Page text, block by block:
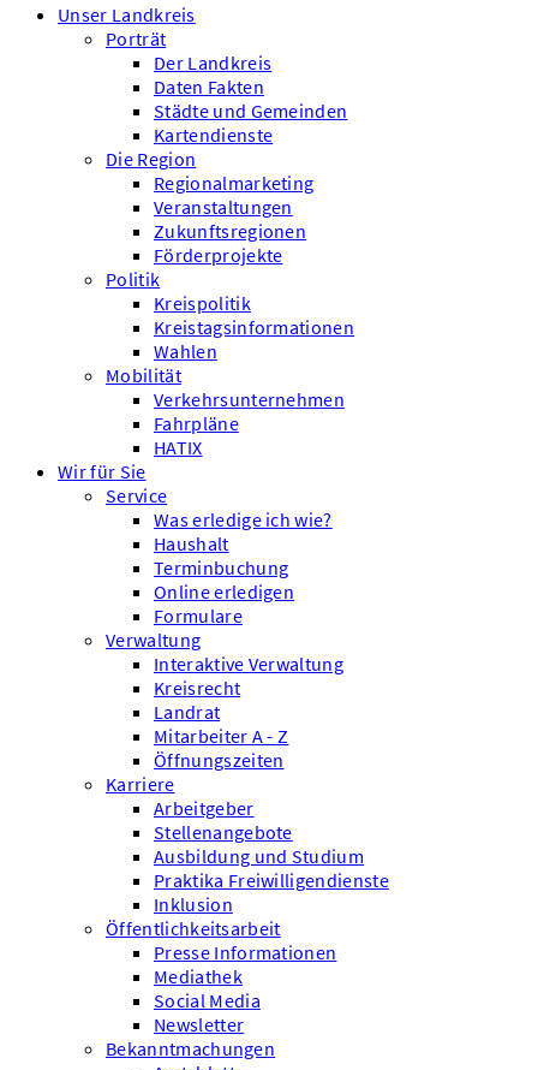
Unser Landkreis
Porträt
Der Landkreis
Daten Fakten
Städte und Gemeinden
Kartendienste
Die Region
Regionalmarketing
Veranstaltungen
Zukunftsregionen
Förderprojekte
Politik
Kreispolitik
Kreistagsinformationen
Wahlen
Mobilität
Verkehrsunternehmen
Fahrpläne
HATIX
Wir für Sie
Service
Was erledige ich wie?
Haushalt
Terminbuchung
Online erledigen
Formulare
Verwaltung
Interaktive Verwaltung
Kreisrecht
Landrat
Mitarbeiter A - Z
Öffnungszeiten
Karriere
Arbeitgeber
Stellenangebote
Ausbildung und Studium
Praktika Freiwilligendienste
Inklusion
Öffentlichkeitsarbeit
Presse Informationen
Mediathek
Social Media
Newsletter
Bekanntmachungen